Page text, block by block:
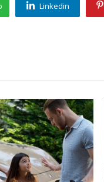
Linkedin